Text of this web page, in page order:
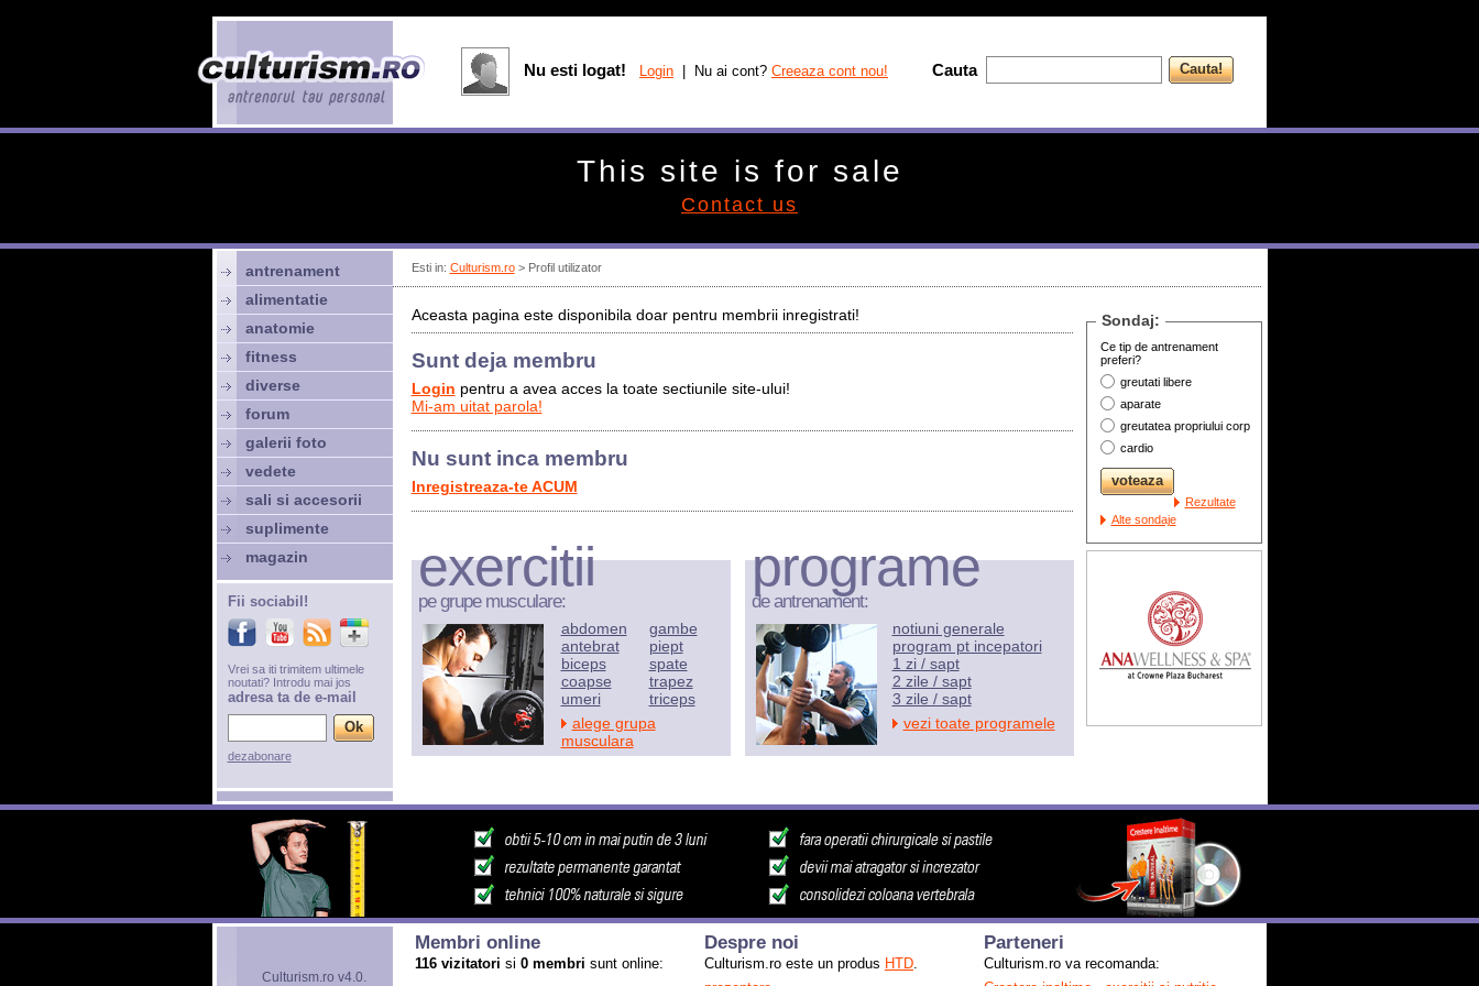
Esti in: Culturism.ro> Profil utilizator
Aceasta pagina este disponibila doar pentru membrii inregistrati!
Sunt deja membru
Login pentru a avea acces la toate sectiunile site-ului!
Mi-am uitat parola!
Nu sunt inca membru
Inregistreaza-te ACUM
Sondaj:
Ce tip de antrenament
preferi?
greutati libere
aparate
greutatea propriului corp
cardio
Rezultate
Alte sondaje
exercitii
pe grupe musculare:
abdomen
antebrat
biceps
coapse
umeri
gambe
piept
spate
trapez
triceps
alege grupa
musculara
programe
de antrenament:
notiuni generale
program pt incepatori
1 zi / sapt
2 zile / sapt
3 zile / sapt
vezi toate programele
antrenament
alimentatie
anatomie
fitness
diverse
forum
galerii foto
vedete
sali si accesorii
suplimente
magazin
Fii sociabil!
Vrei sa iti trimitem ultimele
noutati? Introdu mai jos
adresa ta de e-mail
dezabonare
Culturism.ro v4.0.
Membri online
116 vizitatori si 0 membri sunt online:
Despre noi
Culturism.ro este un produs HTD.
Parteneri
Culturism.ro va recomanda:
Nu esti logat! Login | Nu ai cont? Creeaza cont nou! Cauta
This site is for sale
Contact us